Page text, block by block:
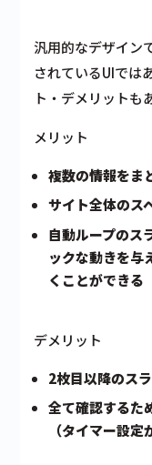
汎用的なデザイン
されているUIでは
ト・デメリットも
メリット
複数の情報をま
サイト全体のス
自動ループのス
ックな動きを与
くことができる
デメリット
2枚目以降のス
全て確認するた
（タイマー設定